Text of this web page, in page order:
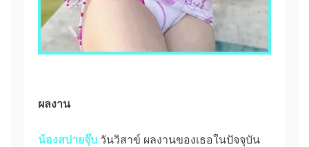
ผลงาน
น้องสปายจุ๊บ วันวิสาข์ ผลงานของเธอในปัจจุบัน